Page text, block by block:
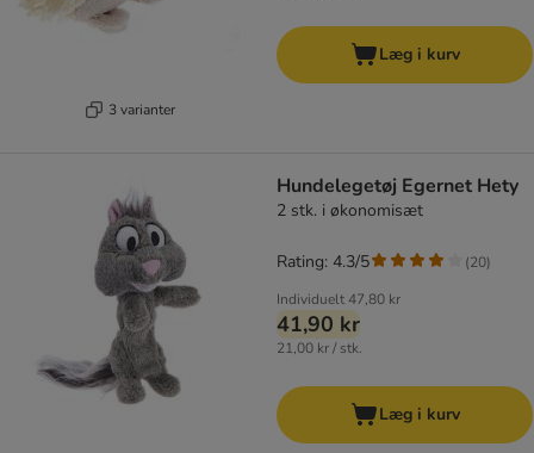
3 varianter
Læg i kurv
Hundelegetøj Egernet Hety
2 stk. i økonomisæt
Individuelt47,80 kr
41,90 kr
21,00 kr / stk.
Rating: 4.3/5 (20)
Læg i kurv